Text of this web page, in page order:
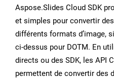
Aspose.Slides Cloud SDK
et simples pour convertir
différents formats d’image,
ci-dessus pour DOTM. En
directs ou des SDK, les API
permettent de convertir des